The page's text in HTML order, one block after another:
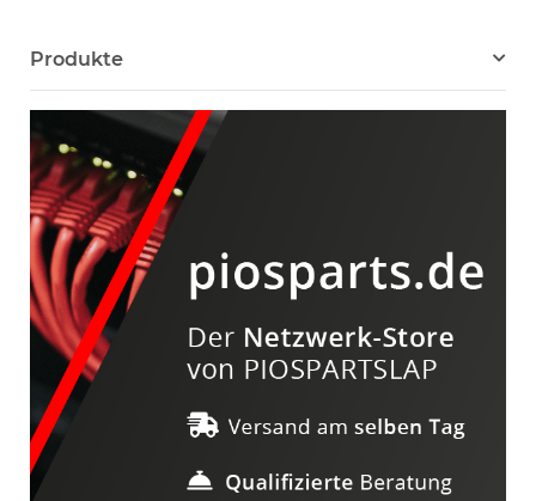
Produkte